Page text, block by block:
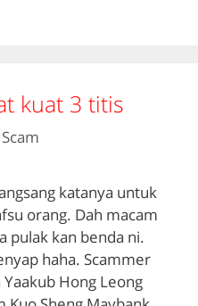
kuat 3 titis
katanya untuk
orang. Dah macam
pulak kan benda ni.
haha. Scammer
Hong Leong